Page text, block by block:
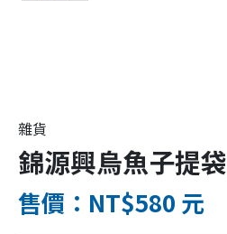
雜貨
錦源興烏魚子提袋
售價：NT$580 元